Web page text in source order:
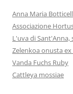
Anna Maria
Associazione
L'uva di
Zelenkoa onusta
Vanda Fuchs Ruby
Cattleya mossiae